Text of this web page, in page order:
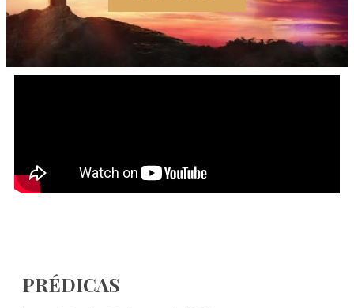
PRÉDICAS